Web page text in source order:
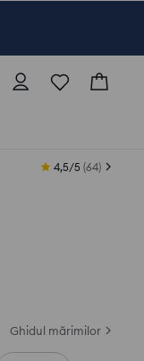
4,5/5 (64)
Ghidul mărimilor